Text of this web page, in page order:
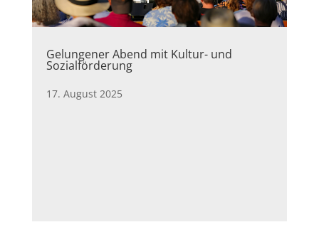
Gelungener Abend mit Kultur- und
Sozialförderung
17. August 2025